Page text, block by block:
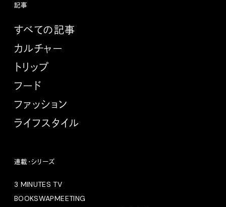
記事
すべての記事
カルチャー
トリップ
フード
ファッション
ライフスタイル
連載・シリーズ
3 MINUTES TV
BOOKSWAPMEETING